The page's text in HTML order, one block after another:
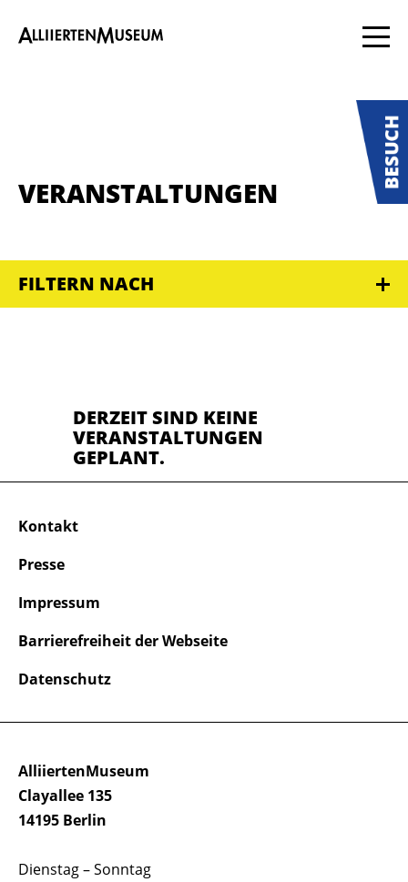
VERANSTALTUNGEN
FILTERN NACH
DERZEIT SIND KEINE
VERANSTALTUNGEN
GEPLANT.
AlliiertenMuseum
Clayallee 135
14195 Berlin
Dienstag – Sonntag
Kontakt
Presse
Impressum
Barrierefreiheit der Webseite
Datenschutz